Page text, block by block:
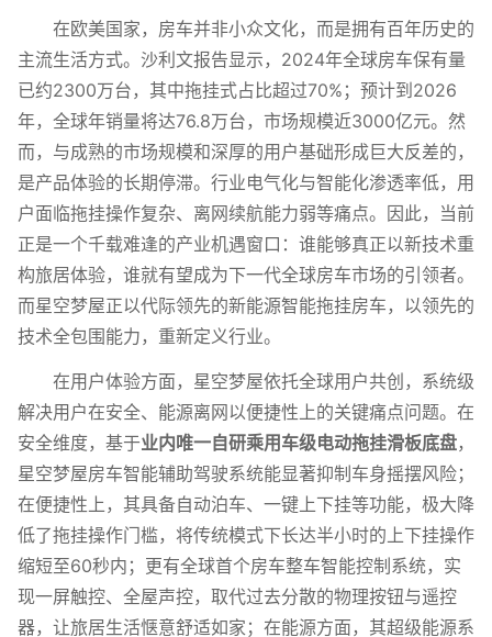
在欧美国家，房车并非小众文化，而是拥有百年历史的
主流生活方式。沙利文报告显示，2024年全球房车保有量
已约2300万台，其中拖挂式占比超过70%；预计到2026
年，全球年销量将达76.8万台，市场规模近3000亿元。然
而，与成熟的市场规模和深厚的用户基础形成巨大反差的，
是产品体验的长期停滞。行业电气化与智能化渗透率低，用
户面临拖挂操作复杂、离网续航能力弱等痛点。因此，当前
正是一个千载难逢的产业机遇窗口：谁能够真正以新技术重
构旅居体验，谁就有望成为下一代全球房车市场的引领者。
而星空梦屋正以代际领先的新能源智能拖挂房车，以领先的
技术全包围能力，重新定义行业。
在用户体验方面，星空梦屋依托全球用户共创，系统级
解决用户在安全、能源离网以便捷性上的关键痛点问题。在
安全维度，基于业内唯一自研乘用车级电动拖挂滑板底盘，
星空梦屋房车智能辅助驾驶系统能显著抑制车身摇摆风险；
在便捷性上，其具备自动泊车、一键上下挂等功能，极大降
低了拖挂操作门槛，将传统模式下长达半小时的上下挂操作
缩短至60秒内；更有全球首个房车整车智能控制系统，实
现一屏触控、全屋声控，取代过去分散的物理按钮与遥控
器，让旅居生活惬意舒适如家；在能源方面，其超级能源系